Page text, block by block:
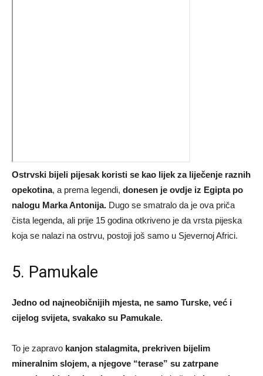
Ostrvski bijeli pijesak koristi se kao lijek za liječenje raznih
opekotina, a prema legendi, donesen je ovdje iz Egipta po
nalogu Marka Antonija. Dugo se smatralo da je ova priča
čista legenda, ali prije 15 godina otkriveno je da vrsta pijeska
koja se nalazi na ostrvu, postoji još samo u Sjevernoj Africi.
5. Pamukale
Jedno od najneobičnijih mjesta, ne samo Turske, već i
cijelog svijeta, svakako su Pamukale.
To je zapravo kanjon stalagmita, prekriven bijelim
mineralnim slojem, a njegove “terase” su zatrpane